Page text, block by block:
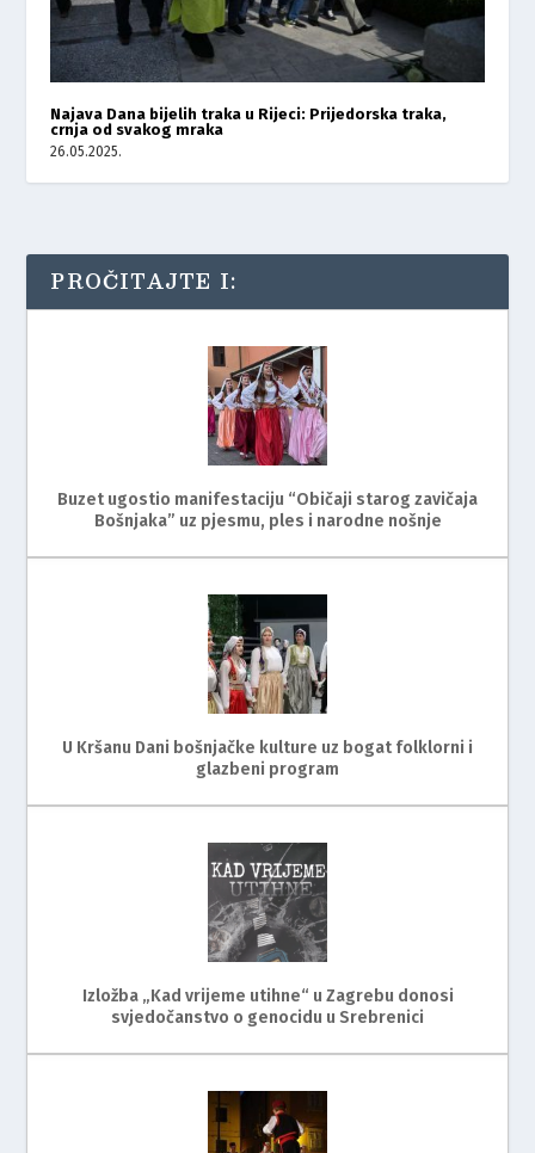
Najava Dana bijelih traka u Rijeci: Prijedorska traka,
crnja od svakog mraka
26.05.2025.
PROČITAJTE I:
Buzet ugostio manifestaciju “Običaji starog zavičaja
Bošnjaka” uz pjesmu, ples i narodne nošnje
U Kršanu Dani bošnjačke kulture uz bogat folklorni i
glazbeni program
Izložba „Kad vrijeme utihne“ u Zagrebu donosi
svjedočanstvo o genocidu u Srebrenici